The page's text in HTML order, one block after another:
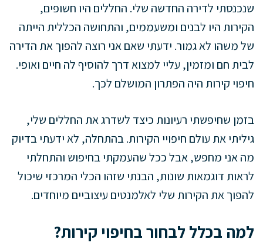
שנכנסתי לדירה החדשה שלי. החללים היו חשופים,
הקירות היו לבנים ומשעממים, והתחושה הכללית הייתה
של משהו לא גמור. ידעתי שאם אני רוצה להפוך את הדירה
לבית חם ומזמין, עליי למצוא דרך להוסיף לה חיים ואופי.
חיפוי קירות היה הפתרון המושלם לכך.
בזמן שחיפשתי רעיונות כיצד לשדרג את החללים שלי,
גיליתי את עולם חיפויי הקירות. בהתחלה, לא ידעתי בדיוק
מה אני מחפש, אבל ככל שהעמקתי בחיפוש והתחלתי
לראות דוגמאות שונות, הבנתי שזהו הכלי המרכזי שיכול
להפוך את הקירות שלי לאלמנטים עיצוביים מיוחדים.
למה בכלל לבחור בחיפוי קירות?